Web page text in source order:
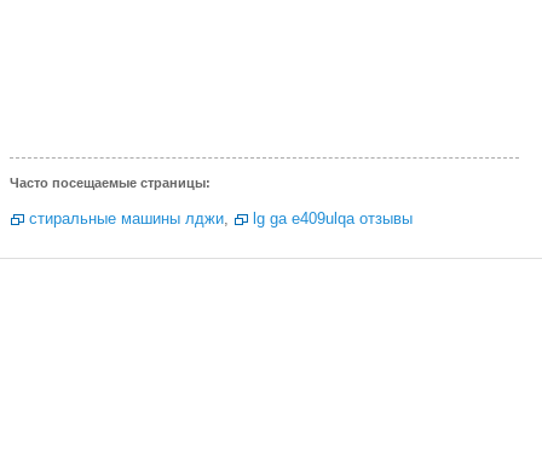
Часто посещаемые страницы:
стиральные машины лджи, lg ga e409ulqa отзывы